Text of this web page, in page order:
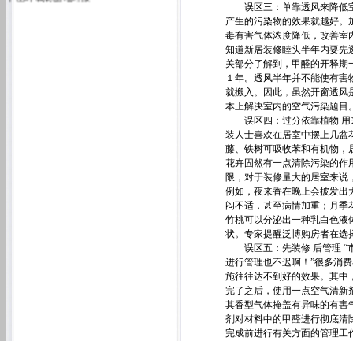
汕头万佳清洁服务有限公司
误区三：单靠透风来降低室
产生的污染物的效果就越好
毒有害气体浓度降低，改善室
知道新居装修睦头半年内要先
关部分了解到，甲醛的开释
１年。透风半年并不能使有
就搬入。因此，虽然开窗透风
本上解决室内的空气污染题目
误区四：过分依靠植物 用
装人士喜欢在居室中摆上几盆
藤、铁树可吸收苯和有机物，
花卉固然有一点清除污染的作
限，对于装修量大的居室来
例如，夜来香在晚上会披发出
闷不适，甚至病情加重；月季
竹桃可以分泌出一种乳白色液
状。专家提醒泛博购房者在选
误区五：先装修 后管理 “
进行管理也不迟啊！”很多消
施往往达不到好的效果。其中
完了之后，使用一点空气清新
其香型气体掩盖有异味的有害
剂对材料中的甲醛进行彻底清
完成前进行有关方面的管理工